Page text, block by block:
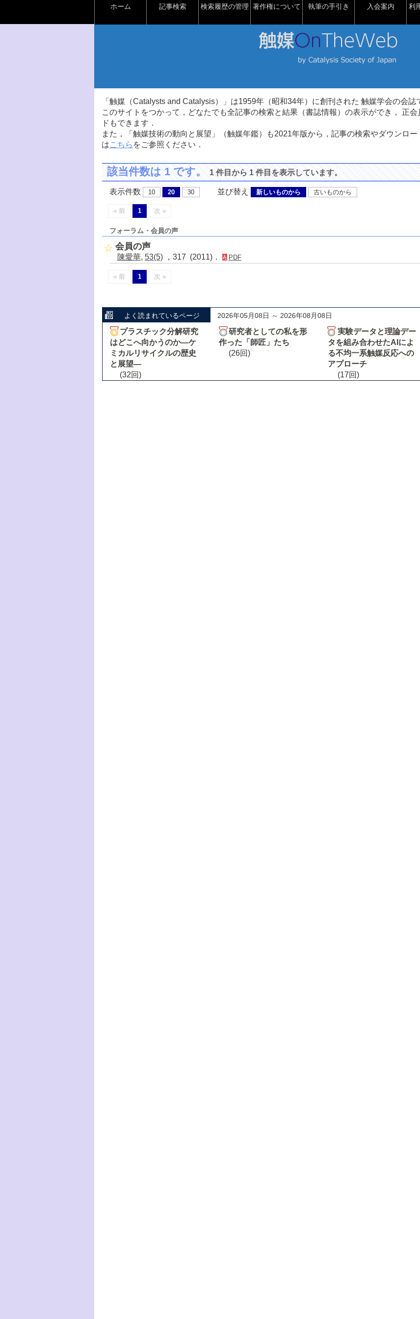
ホーム 記事検索 検索履歴の管理 著作権について 執筆の手引き 入会案内 利
「触媒（Catalysts and Catalysis）」は1959年（昭和34年）に創刊された 触媒学会の会誌
このサイトをつかって，どなたでも全記事の検索と結果（書誌情報）の表示ができ， 正
ドもできます．
また，「触媒技術の動向と展望」（触媒年鑑）も2021年版から，記事の検索やダウンロ
はこちら をご参照ください．
該当件数は 1 です。1 件目から 1 件目を表示しています。
表示件数 10 20 30 並び替え 新しいものから 古いものから
« 前 1 次 »
フォーラム・会員の声
会員の声
陳愛華, 53(5) ，317 (2011)． PDF
« 前 1 次 »
よく読まれているページ 2026年05月08日 ～ 2026年08月08日
プラスチック分解研究
はどこへ向かうのか―ケ
ミカルリサイクルの歴史
と展望―
(32回)
研究者としての私を形
作った「師匠」たち
(26回)
実験データと理論デー
タを組み合わせたAIによ
る不均一系触媒反応への
アプローチ
(17回)